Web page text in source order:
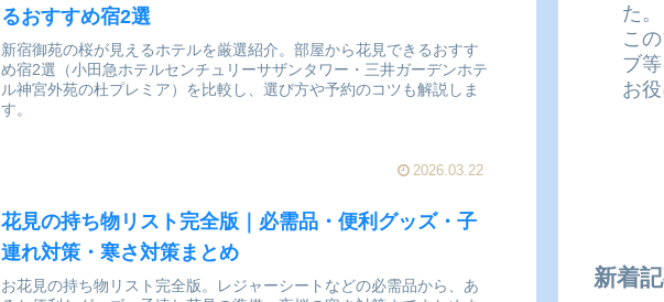
るおすすめ宿2選
新宿御苑の桜が見えるホテルを厳選紹介。部屋から花見できるおすす
め宿2選（小田急ホテルセンチュリーサザンタワー・三井ガーデンホテ
ル神宮外苑の杜プレミア）を比較し、選び方や予約のコツも解説しま
す。
2026.03.22
花見の持ち物リスト完全版｜必需品・便利グッズ・子
連れ対策・寒さ対策まとめ
お花見の持ち物リスト完全版。レジャーシートなどの必需品から、あ
た。
こ
ブ
お
新着